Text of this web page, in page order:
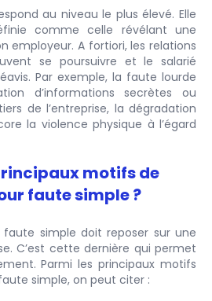
au niveau le plus élevé. Elle
comme celle révélant une
employeur. A fortiori, les relations
se poursuivre et le salarié
Par exemple, la faute lourde
d’informations secrètes ou
de l’entreprise, la dégradation
la violence physique à l’égard
motifs de
faute simple ?
simple doit reposer sur une
C’est cette dernière qui permet
Parmi les principaux motifs
simple, on peut citer :